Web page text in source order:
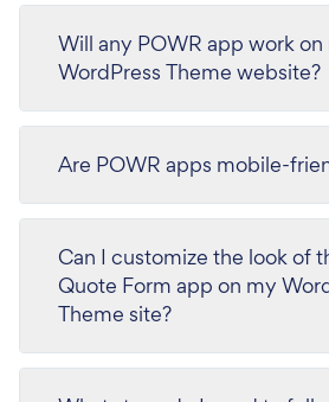
Will any POWR app work on
WordPress Theme website?
Are POWR apps mobile-
Can I customize the look of
Quote Form app on my
Theme site?